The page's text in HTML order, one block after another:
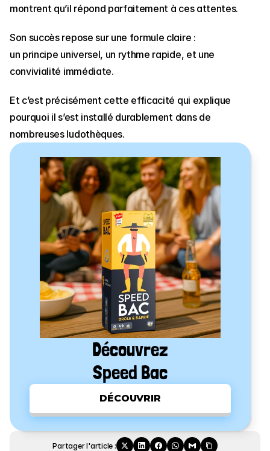
montrent qu’il répond parfaitement à ces attentes.
Son succès repose sur une formule claire :
un principe universel, un rythme rapide, et une
convivialité immédiate.
Et c’est précisément cette efficacité qui explique
pourquoi il s’est installé durablement dans de
nombreuses ludothèques.
Découvrez
Speed Bac
DÉCOUVRIR
Partager l'article :